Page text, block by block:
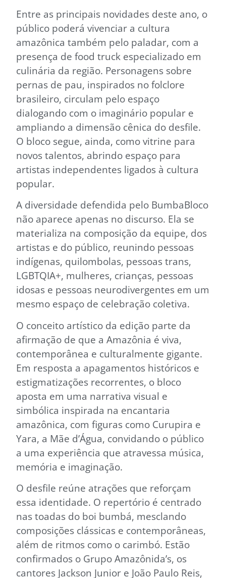
Entre as principais novidades deste ano, o
público poderá vivenciar a cultura
amazônica também pelo paladar, com a
presença de food truck especializado em
culinária da região. Personagens sobre
pernas de pau, inspirados no folclore
brasileiro, circulam pelo espaço
dialogando com o imaginário popular e
ampliando a dimensão cênica do desfile.
O bloco segue, ainda, como vitrine para
novos talentos, abrindo espaço para
artistas independentes ligados à cultura
popular.
A diversidade defendida pelo BumbaBloco
não aparece apenas no discurso. Ela se
materializa na composição da equipe, dos
artistas e do público, reunindo pessoas
indígenas, quilombolas, pessoas trans,
LGBTQIA+, mulheres, crianças, pessoas
idosas e pessoas neurodivergentes em um
mesmo espaço de celebração coletiva.
O conceito artístico da edição parte da
afirmação de que a Amazônia é viva,
contemporânea e culturalmente gigante.
Em resposta a apagamentos históricos e
estigmatizações recorrentes, o bloco
aposta em uma narrativa visual e
simbólica inspirada na encantaria
amazônica, com figuras como Curupira e
Yara, a Mãe d’Água, convidando o público
a uma experiência que atravessa música,
memória e imaginação.
O desfile reúne atrações que reforçam
essa identidade. O repertório é centrado
nas toadas do boi bumbá, mesclando
composições clássicas e contemporâneas,
além de ritmos como o carimbó. Estão
confirmados o Grupo Amazônida’s, os
cantores Jackson Junior e João Paulo Reis,